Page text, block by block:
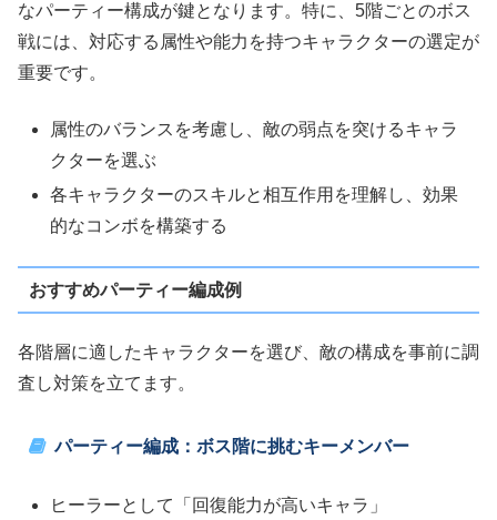
なパーティー構成が鍵となります。特に、5階ごとのボス
戦には、対応する属性や能力を持つキャラクターの選定が
重要です。
属性のバランスを考慮し、敵の弱点を突けるキャラ
クターを選ぶ
各キャラクターのスキルと相互作用を理解し、効果
的なコンボを構築する
おすすめパーティー編成例
各階層に適したキャラクターを選び、敵の構成を事前に調
査し対策を立てます。
パーティー編成：ボス階に挑むキーメンバー
ヒーラーとして「回復能力が高いキャラ」